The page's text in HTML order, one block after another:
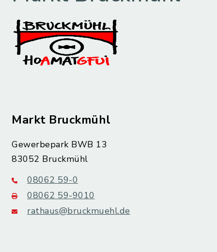
Markt Bruckmühl
Gewerbepark BWB 13
83052 Bruckmühl
08062 59-0
08062 59-9010
rathaus@bruckmuehl.de